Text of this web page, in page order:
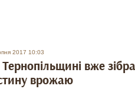
2017 10:03
вже
врожаю